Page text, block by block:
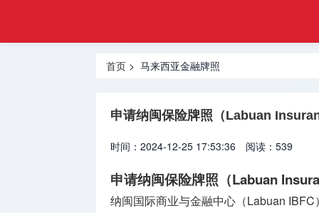
金融
牌照牌照
牌照
合规牌照
出售
银行牌照
首页 > 马来西亚金融牌照
申请纳闽保险牌照（Labuan
时间：2024-12-25 17:53:36 阅读：539
申请纳闽保险牌照（Labuan
纳闽国际商业与金融中心（Labuan